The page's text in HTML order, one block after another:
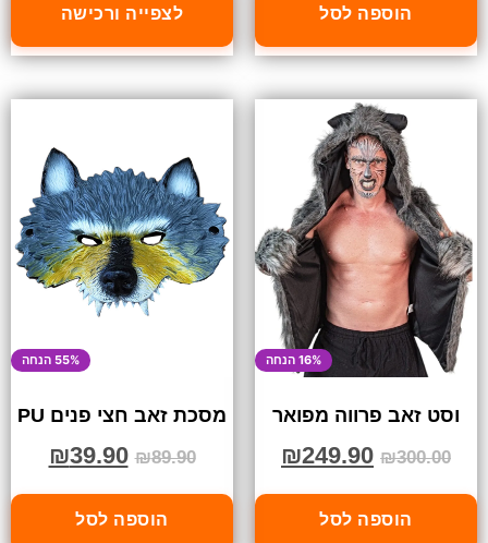
הוספה לסל לצפייה ורכישה
16% הנחה
וסט זאב פרווה מפואר
₪300.00
₪249.90
הוספה לסל
55% הנחה
מסכת זאב חצי פנים PU
₪89.90
₪39.90
הוספה לסל